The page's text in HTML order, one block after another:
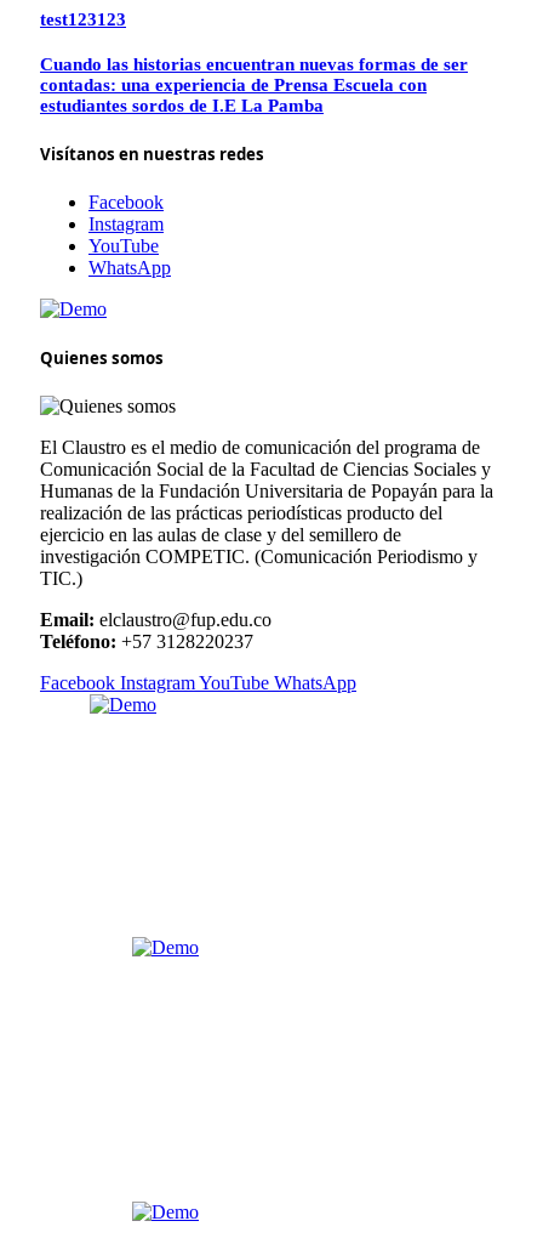
test123123
Cuando las historias encuentran nuevas formas de ser
contadas: una experiencia de Prensa Escuela con
estudiantes sordos de I.E La Pamba
Visítanos en nuestras redes
Facebook
Instagram
YouTube
WhatsApp
Quienes somos
El Claustro es el medio de comunicación del programa de
Comunicación Social de la Facultad de Ciencias Sociales y
Humanas de la Fundación Universitaria de Popayán para la
realización de las prácticas periodísticas producto del
ejercicio en las aulas de clase y del semillero de
investigación COMPETIC. (Comunicación Periodismo y
TIC.)
Email: elclaustro@fup.edu.co
Teléfono: +57 3128220237
Facebook InstagramYouTube WhatsApp